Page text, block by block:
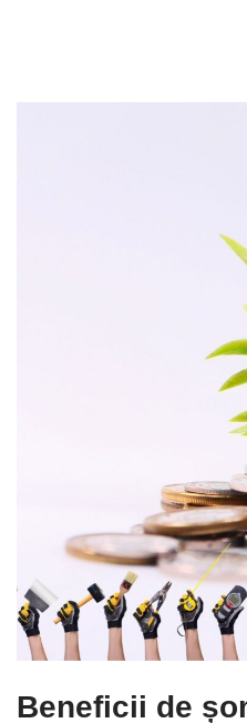
Beneficii de